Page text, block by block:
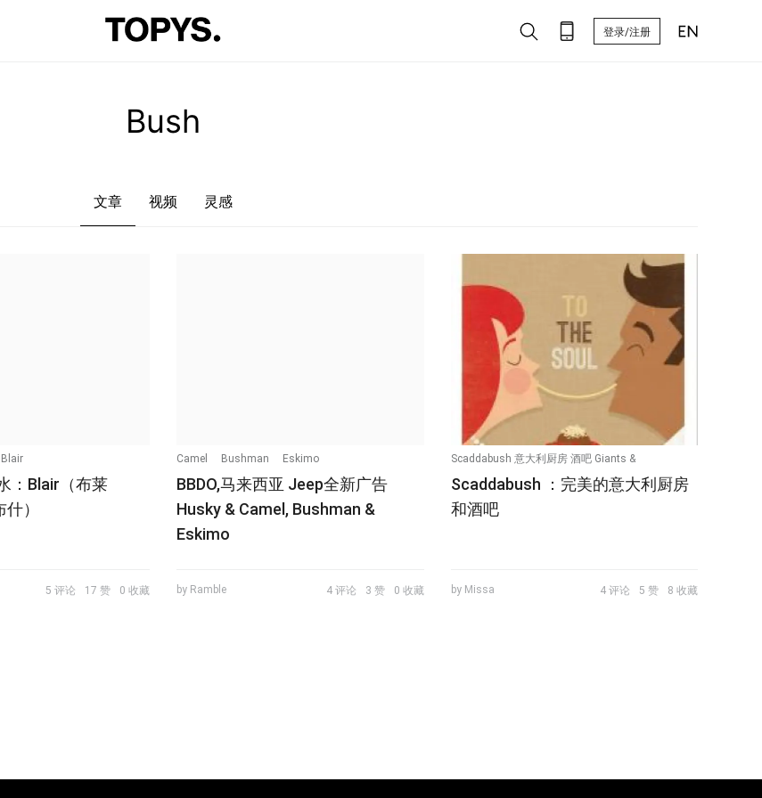
登录/注册
文章 视频 灵感
Blair
：Blair（布莱
）
5 评论 17 赞 0 收藏
Camel Bushman Eskimo
BBDO,马来西亚 Jeep全新广告
Husky & Camel, Bushman &
Eskimo
by Ramble 4 评论 3 赞 0 收藏
Scaddabush 意大利厨房 酒吧 Giants &
Gentlemen
Toronto
Scaddabush ：完美的意大利厨房
和酒吧
by Missa 4 评论 5 赞 8 收藏